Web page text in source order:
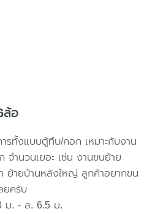
ล้อ
รทั้งแบบตู้ทึบ/คอก เหมาะกับงาน
ำนวนเยอะ เช่น งานขนย้าย
ายบ้านหลังใหญ่ ลูกค้าอยากขน
ยครับ
ม. - ล. 6.5 ม.